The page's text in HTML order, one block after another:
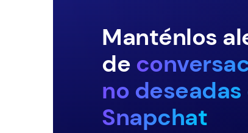
Manténlos
de
no deseadas
Snapchat